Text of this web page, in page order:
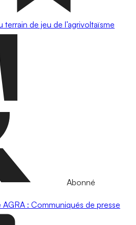
de jeu de l’agrivoltaïsme
Abonné
AGRA : Communiqués de presse